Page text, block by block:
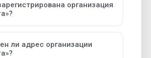
организация
ли адрес организации